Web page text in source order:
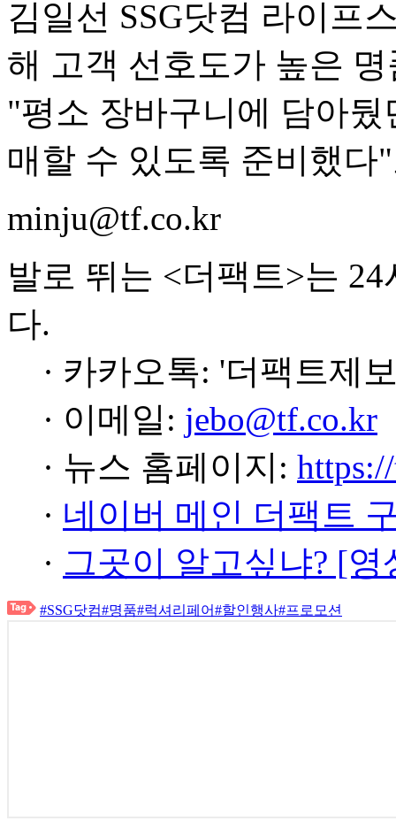
김일선 SSG닷컴 라이프
해 고객 선호도가 높은
"평소 장바구니에 담아
매할 수 있도록 준비했다
minju@tf.co.kr
발로 뛰는 <더팩트>는
다.
· 카카오톡: '더팩트제
· 이메일: jebo@tf.co.kr
· 뉴스 홈페이지:
· 네이버 메인 더팩트
· 그곳이 알고싶냐? [
#SSG닷컴#명품#럭셔리페어#할인행사#프로모션